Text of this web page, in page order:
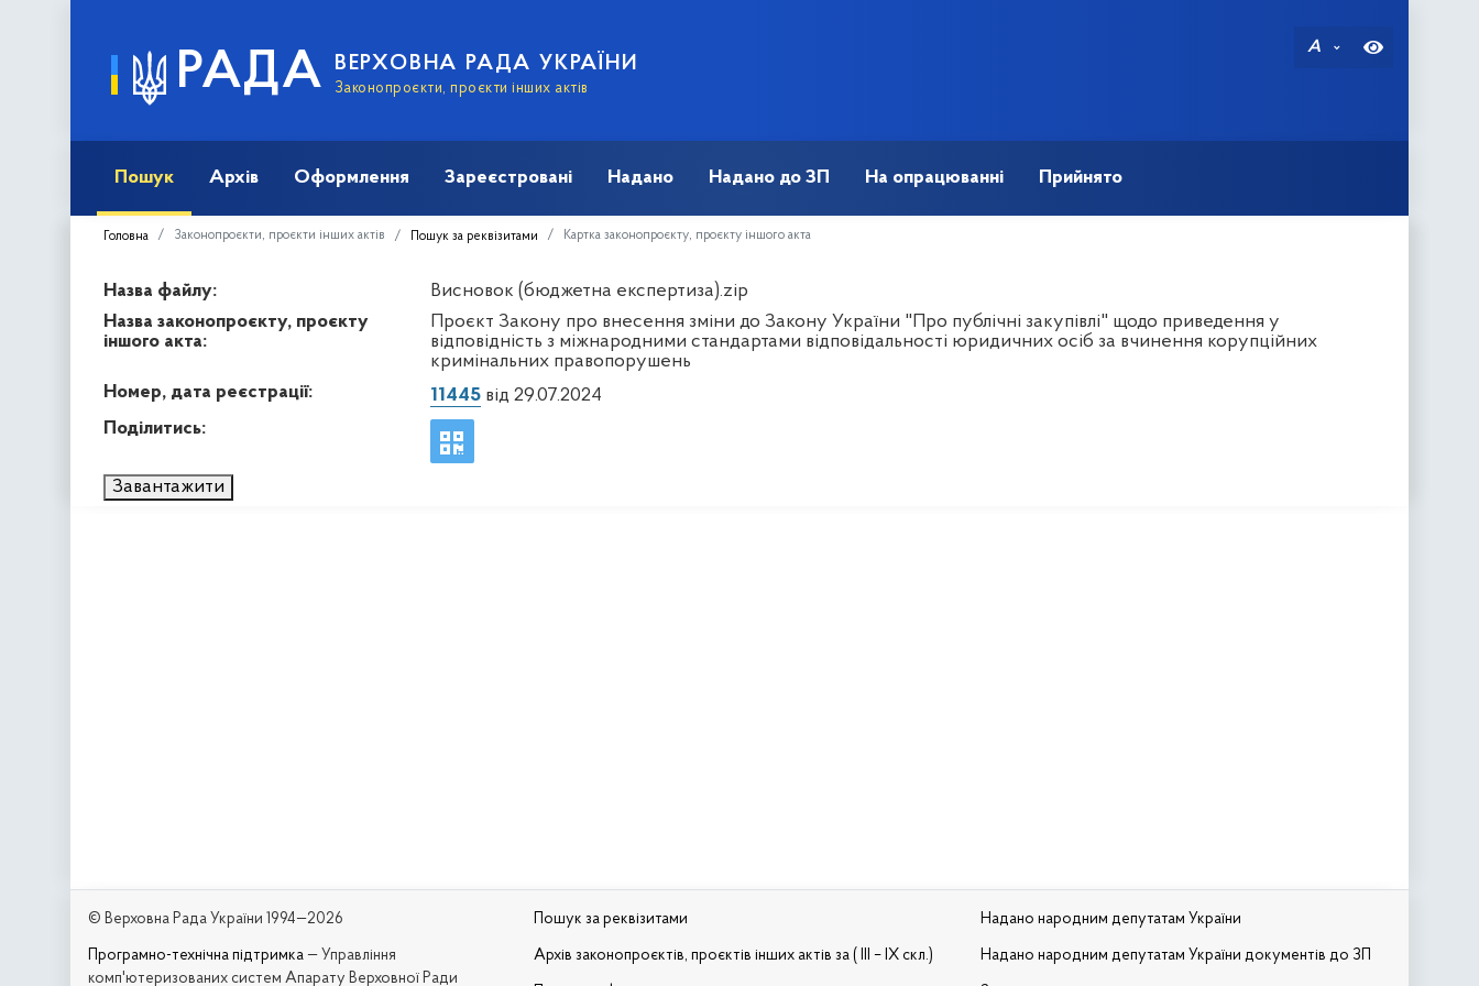
РАДА ВЕРХОВНА РАДА УКРАЇНИ
Законопроєкти, проєкти інших актів
A
Пошук Архів Оформлення Зареєстровані Надано Надано до ЗП На опрацюванні Прийнято
Головна Законопроєкти, проєкти інших актів Пошук за реквізитами Картка законопроєкту, проєкту іншого акта
Назва файлу:
Висновок (бюджетна експертиза).zip
Назва законопроєкту, проєкту
іншого акта:
Проєкт Закону про внесення зміни до Закону України "Про публічні закупівлі" щодо приведення у
відповідність з міжнародними стандартами відповідальності юридичних осіб за вчинення корупційних
кримінальних правопорушень
Номер, дата реєстрації:
11445від 29.07.2024
Поділитись:
Завантажити
© Верховна Рада України 1994—2026
Програмно-технічна підтримка — Управління
комп'ютеризованих систем Апарату Верховної Ради
Пошук за реквізитами
Архів законопроєктів, проєктів інших актів за ( III – IX скл.)
Надано народним депутатам України
Надано народним депутатам України документів до ЗП